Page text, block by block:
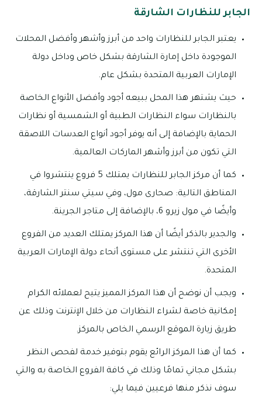
الجابر للنظارات الشارقة
يعتبر الجابر للنظارات واحد من أبرز وأشهر وأفضل المحلات
الموجودة داخل إمارة الشارقة بشكل خاص وداخل دولة
الإمارات العربية المتحدة بشكل عام.
حيث يشتهر هذا المحل ببيعه أجود وأفضل الأنواع الخاصة
بالنظارات سواء النظارات الطبية أو الشمسية أو نظارات
الحماية بالإضافة إلى أنه يوفر أجود أنواع العدسات اللاصقة
التي تكون من أبرز وأشهر الماركات العالمية.
كما أن مركز الجابر للنظارات يمتلك 5 فروع ينتشروا في
المناطق التالية: صحارى مول، وفي سيتي سنتر الشارقة،
وأيضًا في مول زيرو 6، بالإضافة إلى متاجر الجرينة.
والجدير بالذكر أيضًا أن هذا المركز يمتلك العديد من الفروع
الأخرى التي تنتشر على مستوى أنحاء دولة الإمارات العربية
المتحدة.
ويجب أن نوضح أن هذا المركز المميز يتيح لعملائه الكرام
إمكانية خاصة لشراء النظارات من خلال الإنترنت وذلك عن
طريق زيارة الموقع الرسمي الخاص بالمركز.
كما أن هذا المركز الرائع يقوم بتوفير خدمة لفحص النظر
بشكل مجاني تمامًا وذلك في كافة الفروع الخاصة به والتي
سوف نذكر منها فرعيين فيما يلي: